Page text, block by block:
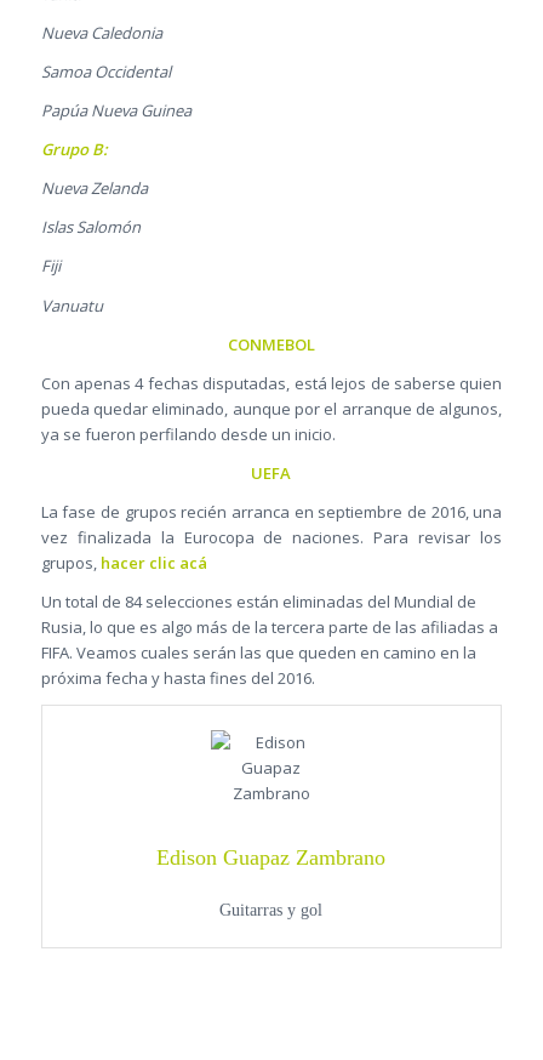
Nueva Caledonia
Samoa Occidental
Papúa Nueva Guinea
Grupo B:
Nueva Zelanda
Islas Salomón
Fiji
Vanuatu
CONMEBOL
Con apenas 4 fechas disputadas, está lejos de saberse quien
pueda quedar eliminado, aunque por el arranque de algunos,
ya se fueron perfilando desde un inicio.
UEFA
La fase de grupos recién arranca en septiembre de 2016, una
vez finalizada la Eurocopa de naciones. Para revisar los
grupos, hacer clic acá
Un total de 84 selecciones están eliminadas del Mundial de
Rusia, lo que es algo más de la tercera parte de las afiliadas a
FIFA. Veamos cuales serán las que queden en camino en la
próxima fecha y hasta fines del 2016.
Edison Guapaz Zambrano
Guitarras y gol